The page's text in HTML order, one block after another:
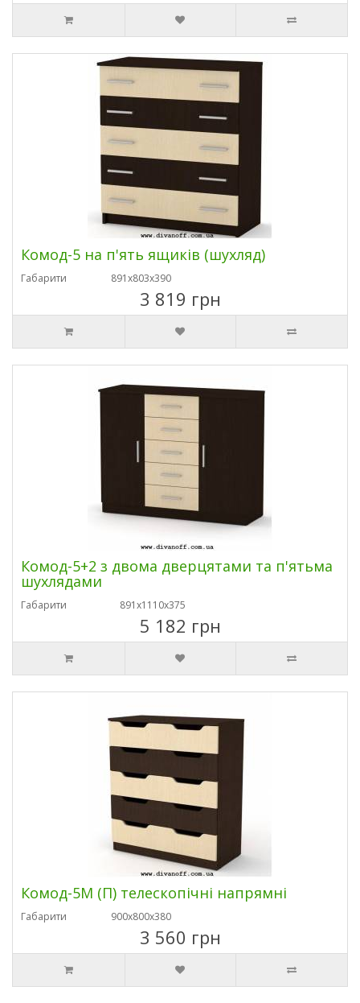
Комод-5 на п'ять ящиків (шухляд)
Габарити 891х803х390
3 819 грн
Комод-5+2 з двома дверцятами та п'ятьма
шухлядами
Габарити 891х1110х375
5 182 грн
Комод-5М (П) телескопічні напрямні
Габарити 900х800х380
3 560 грн